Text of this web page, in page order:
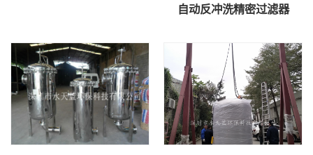
自动反冲洗精密过滤器